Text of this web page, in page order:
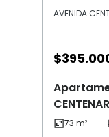
AVENIDA
$